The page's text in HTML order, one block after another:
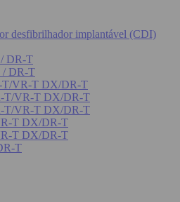
desfibrilhador implantável (CDI)
DR-T
/ DR-T
T/VR-T DX/DR-T
T/VR-T DX/DR-T
T/VR-T DX/DR-T
T DX/DR-T
T DX/DR-T
T